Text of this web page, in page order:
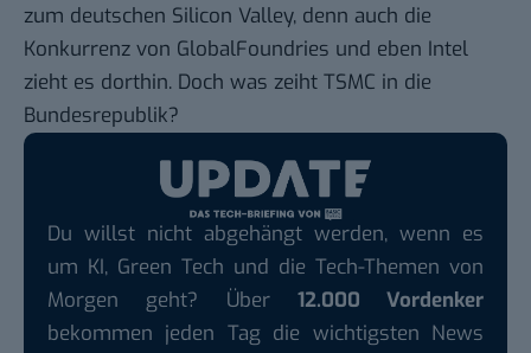
zum deutschen Silicon Valley, denn auch die
Konkurrenz von GlobalFoundries und eben Intel
zieht es dorthin. Doch was zeiht TSMC in die
Bundesrepublik?
Du willst nicht abgehängt werden, wenn es
um KI, Green Tech und die Tech-Themen von
Morgen geht? Über 12.000 Vordenker
bekommen jeden Tag die wichtigsten News